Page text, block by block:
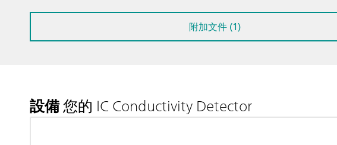
附加文件 (1)
設備您的 IC Conductivity Detector